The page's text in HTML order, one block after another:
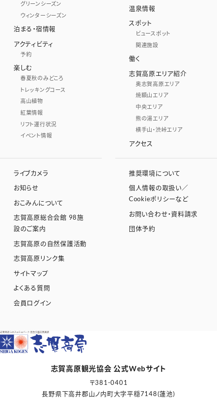
グリーンシーズン
ウィンターシーズン
泊まる・宿情報
アクティビティ
予約
楽しむ
春夏秋のみどころ
トレッキングコース
高山植物
紅葉情報
リフト運行状況
イベント情報
温泉情報
スポット
ビュースポット
関連施設
働く
志賀高原エリア紹介
奥志賀高原エリア
焼額山エリア
中央エリア
熊の湯エリア
横手山・渋峠エリア
アクセス
ライブカメラ
お知らせ
おこみんについて
志賀高原総合会館 98施
設のご案内
志賀高原の自然保護活動
志賀高原リンク集
サイトマップ
よくある質問
会員ログイン
推奨環境について
個人情報の取扱い／
Cookieポリシーなど
お問い合わせ・資料請求
団体予約
志賀高原観光協会 公式Webサイト
〒381-0401
長野県下高井郡山ノ内町大字平穏7148(蓮池)